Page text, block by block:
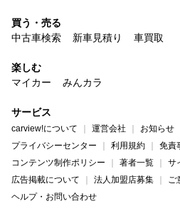
買う・売る
中古車検索
新車見積り 車買取
楽しむ
マイカー
みんカラ
サービス
carview!について 運営会社 お知らせ
プライバシーセンター
利用規約
免責
コンテンツ制作ポリシー
著者一覧
サ
広告掲載について
法人加盟店募集
ご
ヘルプ・お問い合わせ